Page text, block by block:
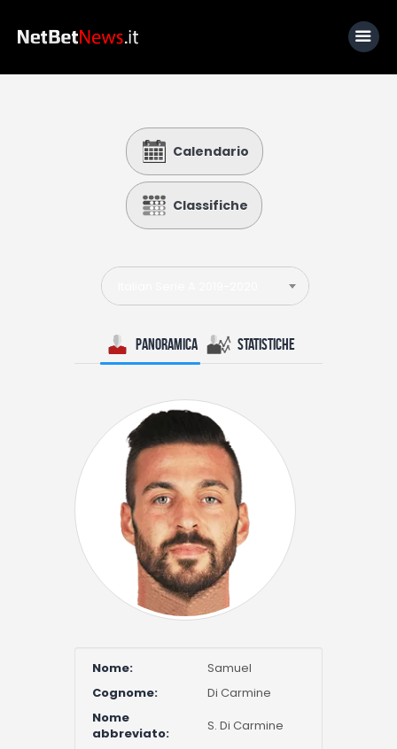
Calcio
Basket
Tennis
Lo Sapevi Che
I consigli di Giulia
Calendario
Classifiche
Panoramica Statistiche
Nome:
Samuel
Cognome:
Di Carmine
Nome
abbreviato:
S. Di Carmine